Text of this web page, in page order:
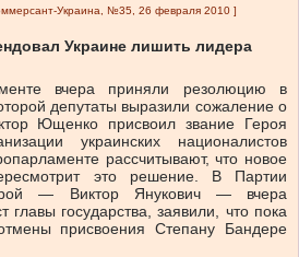
Украина, №35, 26 февраля 2010 ]
Украине лишить лидера
вчера приняли резолюцию в
депутаты выразили сожаление о
Ющенко присвоил звание Героя
украинских националистов
рассчитывают, что новое
это решение. В Партии
— Виктор Янукович — вчера
государства, заявили, что пока
присвоения Степану Бандере